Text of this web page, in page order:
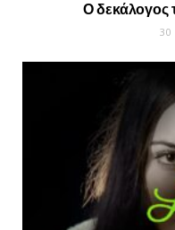
Ο δεκάλογος
30